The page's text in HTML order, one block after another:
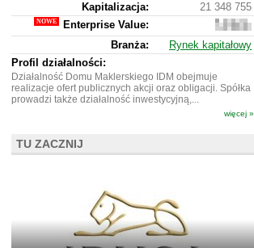
Kapitalizacja:
21 348 755
Enterprise Value:
515
755
Branża:
Rynek kapitałowy
Profil działalności:
Działalność Domu Maklerskiego IDM obejmuje
realizacje ofert publicznych akcji oraz obligacji. Spółka
prowadzi także działalność inwestycyjną,...
więcej »
TU ZACZNIJ